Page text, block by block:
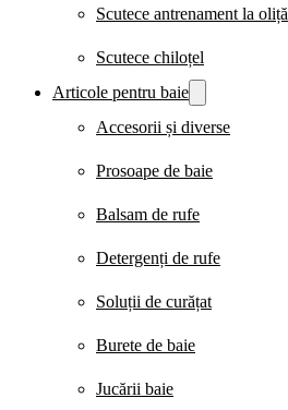
Scutece antrenament la oliță
Scutece chiloțel
Articole pentru baie
Accesorii și diverse
Prosoape de baie
Balsam de rufe
Detergenți de rufe
Soluții de curățat
Burete de baie
Jucării baie